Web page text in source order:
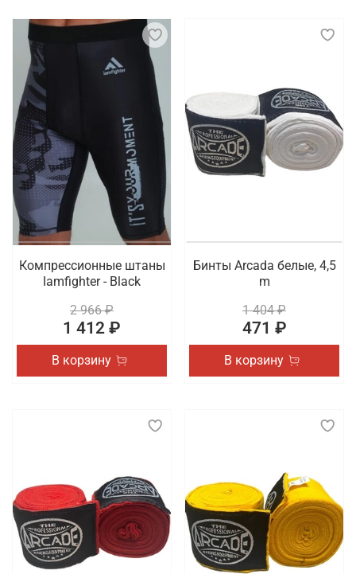
Компрессионные штаны
Iamfighter - Black
2 966 ₽
1 412 ₽
В корзину
Бинты Arcada белые, 4,5
m
1 404 ₽
471 ₽
В корзину